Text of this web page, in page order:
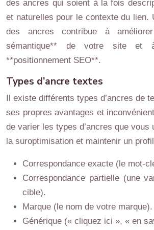
des ancres qui soient à la fois
et naturelles pour le contexte du lien.
des ancres contribue à
sémantique** de votre site et
**positionnement SEO**.
Types d’ancre textes
Il existe différents types d’ancres de
ses propres avantages et
de varier les types d’ancres que vous
la suroptimisation et maintenir un
Correspondance exacte (le mot-
Correspondance partielle (une
cible).
Marque (le nom de votre marque).
Générique (« cliquez ici », « en